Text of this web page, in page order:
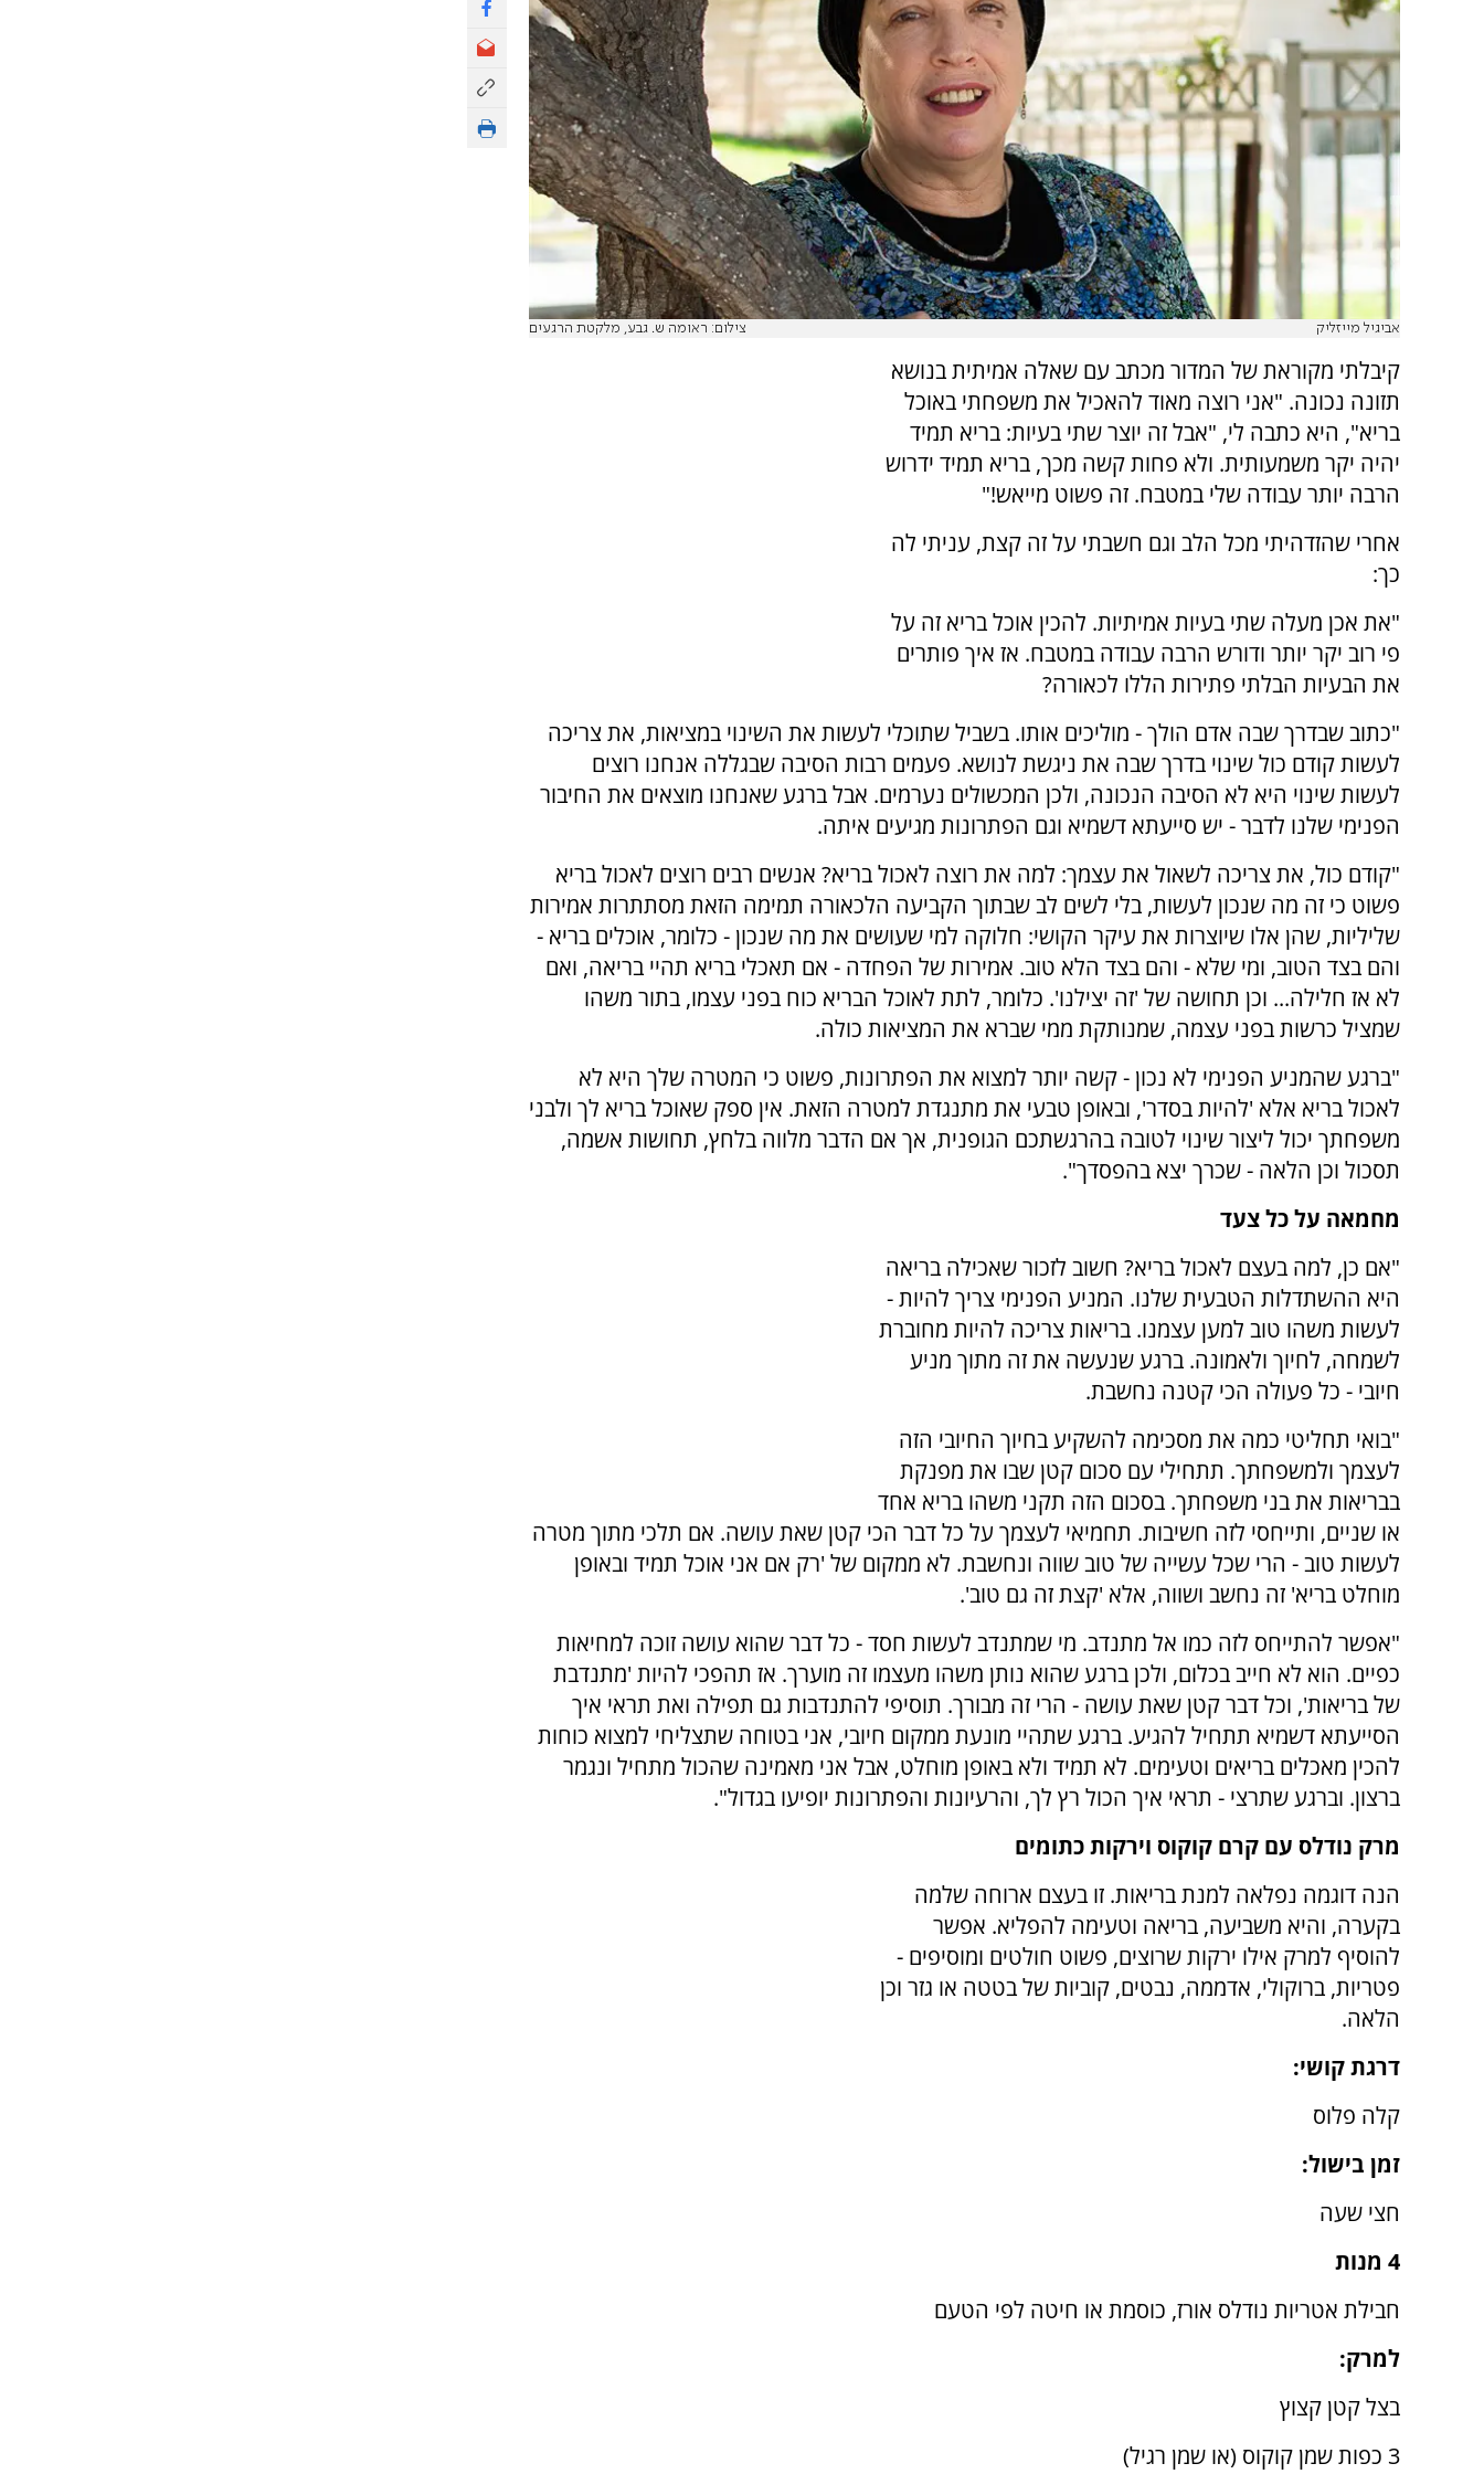
אביגיל מייזליק צילום: ראומה ש. גבע, מלקטת הרגעים
קיבלתי מקוראת של המדור מכתב עם שאלה אמיתית בנושא
תזונה נכונה. "אני רוצה מאוד להאכיל את משפחתי באוכל
בריא", היא כתבה לי, "אבל זה יוצר שתי בעיות: בריא תמיד
יהיה יקר משמעותית. ולא פחות קשה מכך, בריא תמיד ידרוש
הרבה יותר עבודה שלי במטבח. זה פשוט מייאש!"
אחרי שהזדהיתי מכל הלב וגם חשבתי על זה קצת, עניתי לה
כך:
"את אכן מעלה שתי בעיות אמיתיות. להכין אוכל בריא זה על
פי רוב יקר יותר ודורש הרבה עבודה במטבח. אז איך פותרים
את הבעיות הבלתי פתירות הללו לכאורה?
"כתוב שבדרך שבה אדם הולך - מוליכים אותו. בשביל שתוכלי לעשות את השינוי במציאות, את צריכה
לעשות קודם כול שינוי בדרך שבה את ניגשת לנושא. פעמים רבות הסיבה שבגללה אנחנו רוצים
לעשות שינוי היא לא הסיבה הנכונה, ולכן המכשולים נערמים. אבל ברגע שאנחנו מוצאים את החיבור
הפנימי שלנו לדבר - יש סייעתא דשמיא וגם הפתרונות מגיעים איתה.
"קודם כול, את צריכה לשאול את עצמך: למה את רוצה לאכול בריא? אנשים רבים רוצים לאכול בריא
פשוט כי זה מה שנכון לעשות, בלי לשים לב שבתוך הקביעה הלכאורה תמימה הזאת מסתתרות אמירות
שליליות, שהן אלו שיוצרות את עיקר הקושי: חלוקה למי שעושים את מה שנכון - כלומר, אוכלים בריא -
והם בצד הטוב, ומי שלא - והם בצד הלא טוב. אמירות של הפחדה - אם תאכלי בריא תהיי בריאה, ואם
לא אז חלילה... וכן תחושה של 'זה יצילנו'. כלומר, לתת לאוכל הבריא כוח בפני עצמו, בתור משהו
שמציל כרשות בפני עצמה, שמנותקת ממי שברא את המציאות כולה.
"ברגע שהמניע הפנימי לא נכון - קשה יותר למצוא את הפתרונות, פשוט כי המטרה שלך היא לא
לאכול בריא אלא 'להיות בסדר', ובאופן טבעי את מתנגדת למטרה הזאת. אין ספק שאוכל בריא לך ולבני
משפחתך יכול ליצור שינוי לטובה בהרגשתכם הגופנית, אך אם הדבר מלווה בלחץ, תחושות אשמה,
תסכול וכן הלאה - שכרך יצא בהפסדך".
מחמאה על כל צעד
"אם כן, למה בעצם לאכול בריא? חשוב לזכור שאכילה בריאה
היא ההשתדלות הטבעית שלנו. המניע הפנימי צריך להיות -
לעשות משהו טוב למען עצמנו. בריאות צריכה להיות מחוברת
לשמחה, לחיוך ולאמונה. ברגע שנעשה את זה מתוך מניע
חיובי - כל פעולה הכי קטנה נחשבת.
"בואי תחליטי כמה את מסכימה להשקיע בחיוך החיובי הזה
לעצמך ולמשפחתך. תתחילי עם סכום קטן שבו את מפנקת
בבריאות את בני משפחתך. בסכום הזה תקני משהו בריא אחד
או שניים, ותייחסי לזה חשיבות. תחמיאי לעצמך על כל דבר הכי קטן שאת עושה. אם תלכי מתוך מטרה
לעשות טוב - הרי שכל עשייה של טוב שווה ונחשבת. לא ממקום של 'רק אם אני אוכל תמיד ובאופן
מוחלט בריא' זה נחשב ושווה, אלא 'קצת זה גם טוב'.
"אפשר להתייחס לזה כמו אל מתנדב. מי שמתנדב לעשות חסד - כל דבר שהוא עושה זוכה למחיאות
כפיים. הוא לא חייב בכלום, ולכן ברגע שהוא נותן משהו מעצמו זה מוערך. אז תהפכי להיות 'מתנדבת
של בריאות', וכל דבר קטן שאת עושה - הרי זה מבורך. תוסיפי להתנדבות גם תפילה ואת תראי איך
הסייעתא דשמיא תתחיל להגיע. ברגע שתהיי מונעת ממקום חיובי, אני בטוחה שתצליחי למצוא כוחות
להכין מאכלים בריאים וטעימים. לא תמיד ולא באופן מוחלט, אבל אני מאמינה שהכול מתחיל ונגמר
ברצון. וברגע שתרצי - תראי איך הכול רץ לך, והרעיונות והפתרונות יופיעו בגדול".
מרק נודלס עם קרם קוקוס וירקות כתומים
הנה דוגמה נפלאה למנת בריאות. זו בעצם ארוחה שלמה
בקערה, והיא משביעה, בריאה וטעימה להפליא. אפשר
להוסיף למרק אילו ירקות שרוצים, פשוט חולטים ומוסיפים -
פטריות, ברוקולי, אדממה, נבטים, קוביות של בטטה או גזר וכן
הלאה.
דרגת קושי:
קלה פלוס
זמן בישול:
חצי שעה
4 מנות
חבילת אטריות נודלס אורז, כוסמת או חיטה לפי הטעם
למרק:
בצל קטן קצוץ
3 כפות שמן קוקוס (או שמן רגיל)